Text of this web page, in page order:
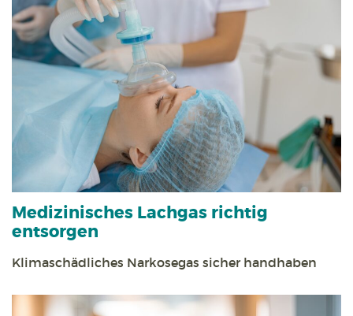
Medizinisches Lachgas richtig
entsorgen
Klimaschädliches Narkosegas sicher handhaben